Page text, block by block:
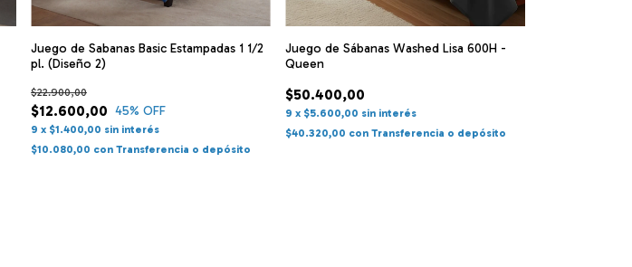
Juego de Sabanas Basic Estampadas 1 1/2
pl. (Diseño 2)
$12.600,00
$22.900,00
45% OFF
9 x $1.400,00 sin interés
$10.080,00 con Transferencia o depósito
Juego de Sábanas Washed Lisa 600H -
Queen
$50.400,00
9 x $5.600,00 sin interés
$40.320,00 con Transferencia o depósito